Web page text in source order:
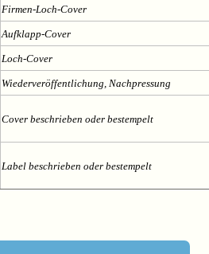
Firmen-Loch-Cover
Aufklapp-Cover
Loch-Cover
Wiederveröffentlichung, Nachpressung
Cover beschrieben oder bestempelt
Label beschrieben oder bestempelt